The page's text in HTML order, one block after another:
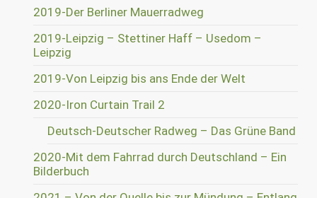
2019-Der Berliner Mauerradweg
2019-Leipzig – Stettiner Haff – Usedom –
Leipzig
2019-Von Leipzig bis ans Ende der Welt
2020-Iron Curtain Trail 2
Deutsch-Deutscher Radweg – Das Grüne Band
2020-Mit dem Fahrrad durch Deutschland – Ein
Bilderbuch